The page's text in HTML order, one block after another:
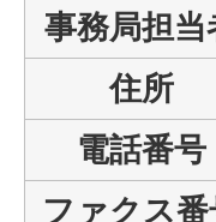
事務局担当
住所
電話番号
ファクス番